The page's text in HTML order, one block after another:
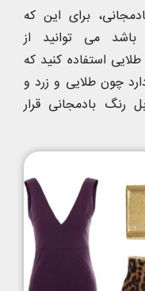
برای این که
می توانید از
استفاده کنید که
چون طلایی و زرد و
رنگ بادمجانی قرار